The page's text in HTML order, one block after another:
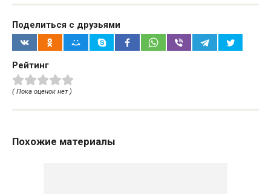
Поделиться с друзьями
Рейтинг
( Пока оценок нет )
Похожие материалы